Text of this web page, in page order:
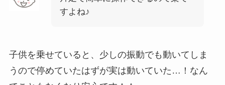
すよね♪
子供を乗せていると、少しの振動でも動いてしま
うので停めていたはずが実は動いていた…！なん